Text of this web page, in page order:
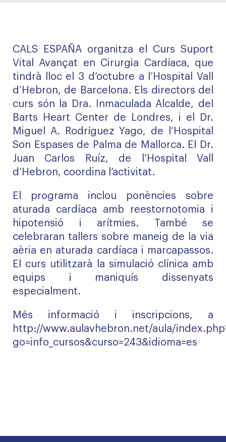
CALS ESPAÑA organitza el Curs Suport
Vital Avançat en Cirurgia Cardíaca, que
tindrà lloc el 3 d’octubre a l’Hospital Vall
d’Hebron, de Barcelona. Els directors del
curs són la Dra. Inmaculada Alcalde, del
Barts Heart Center de Londres, i el Dr.
Miguel A. Rodríguez Yago, de l’Hospital
Son Espases de Palma de Mallorca. El Dr.
Juan Carlos Ruíz, de l’Hospital Vall
d’Hebron, coordina l’activitat.
El programa inclou ponències sobre
aturada cardíaca amb reestornotomia i
hipotensió i arítmies. També se
celebraran tallers sobre maneig de la via
aèria en aturada cardíaca i marcapassos.
El curs utilitzarà la simulació clínica amb
equips i maniquís dissenyats
especialment.
Més informació i inscripcions, a
http://www.aulavhebron.net/aula/
go=info_cursos&curso=243&idioma=es